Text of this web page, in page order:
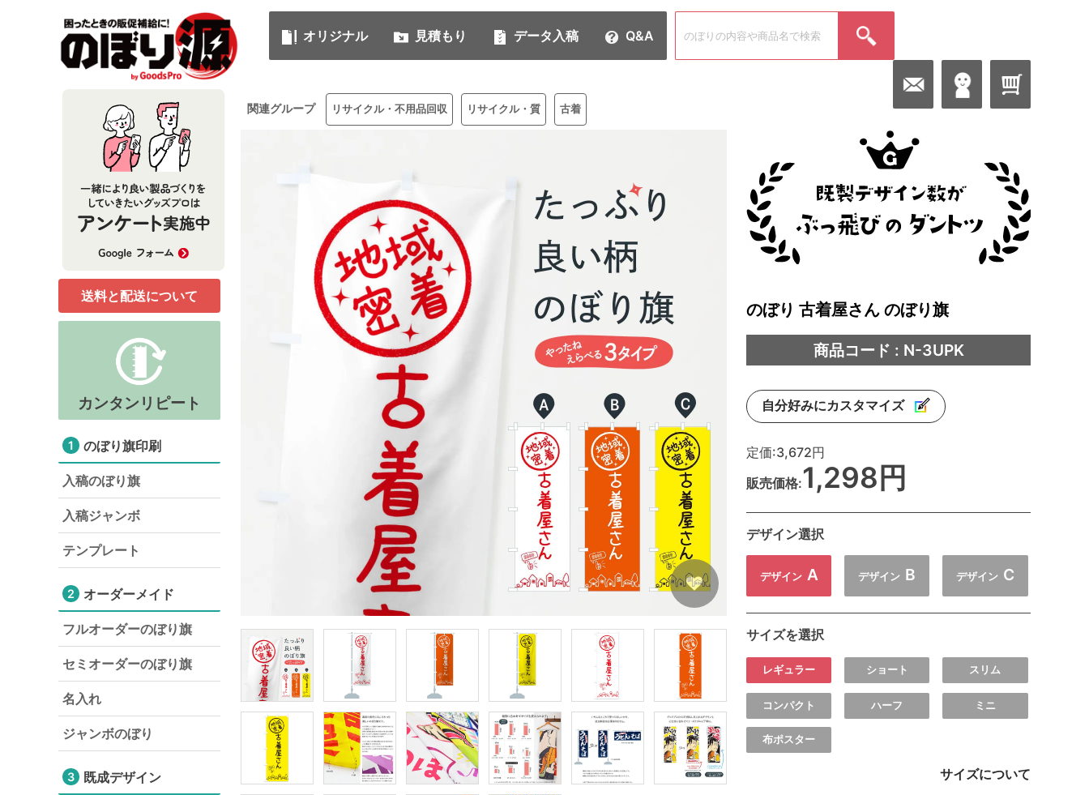
オリジナル 見積もり データ入稿 Q&A
関連グループ リサイクル・不用品回収 リサイクル・質 古着
のぼり 古着屋さん のぼり旗
商品コード : N-3UPK
自分好みにカスタマイズ
定価:3,672円
販売価格:1,298円
デザイン選択
デザイン A デザイン B デザイン C
サイズを選択
レギュラー ショート スリム
コンパクト ハーフ ミニ
布ポスター
サイズについて
送料と配送について
カンタンリピート
1 のぼり旗印刷
入稿のぼり旗
入稿ジャンボ
テンプレート
2 オーダーメイド
フルオーダーのぼり旗
セミオーダーのぼり旗
名入れ
ジャンボのぼり
3 既成デザイン